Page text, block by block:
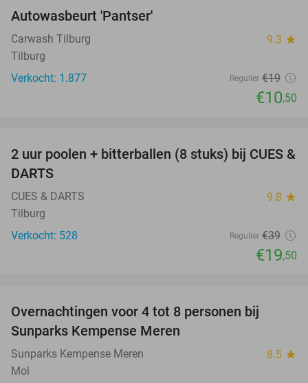
Autowasbeurt 'Pantser'
Carwash Tilburg 9.3 star
Tilburg
Verkocht: 1.877
Regulier €19
€10,50
50%
2 uur poolen + bitterballen (8 stuks) bij CUES &
DARTS
CUES & DARTS 9.8 star
Tilburg
Verkocht: 528
Regulier €39
€19,50
Overnachtingen voor 4 tot 8 personen bij
Sunparks Kempense Meren
Sunparks Kempense Meren 8.5 star
Mol